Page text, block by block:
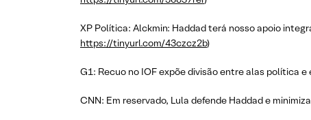
XP Política: Alckmin: Haddad terá nosso apoio
https://tinyurl.com/43czcz2b)
G1: Recuo no IOF expõe divisão entre alas política
CNN: Em reservado, Lula defende Haddad e